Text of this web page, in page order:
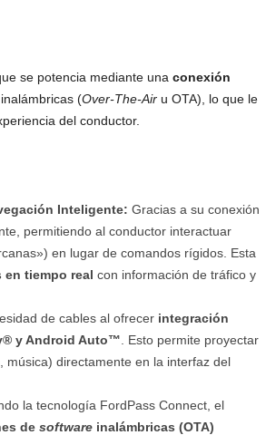
se potencia mediante una conexión
(Over-The-Airu OTA), lo que le
del conductor.
Inteligente: Gracias a su conexión
permitiendo al conductor interactuar
en lugar de comandos rígidos. Esta
en tiempo real con información de tráfico y
de cables al ofrecer integración
y Android Auto™ . Esto permite proyectar
música) directamente en la interfaz del
la tecnología FordPass Connect, el
de softwareinalámbricas (OTA)